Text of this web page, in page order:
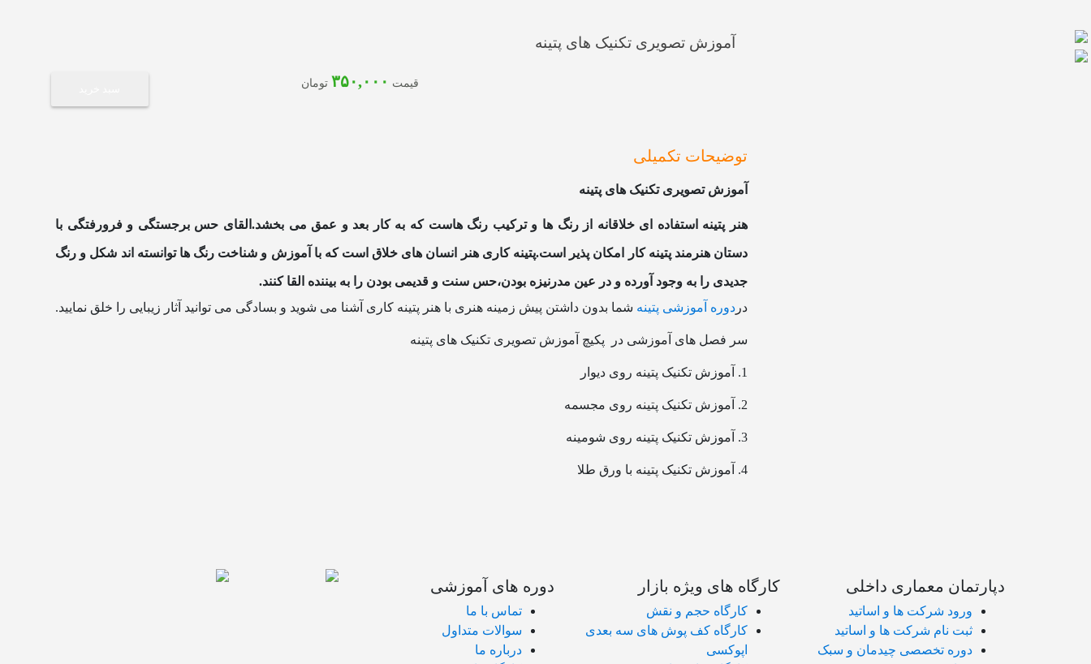
آموزش تصویری تکنیک های پتینه
قیمت ۳۵۰,۰۰۰ تومان
توضیحات تکمیلی
آموزش تصویری تکنیک های پتینه
هنر پتینه استفاده ای خلاقانه از رنگ ها و ترکیب رنگ هاست که به کار بعد و عمق می بخشد.القای حس برجستگی و فرورفتگی با
دستان هنرمند پتینه کار امکان پذیر است.پتینه کاری هنر انسان های خلاق است که با آموزش و شناخت رنگ ها توانسته اند شکل و رنگ
جدیدی را به وجود آورده و در عین مدرنیزه بودن،حس سنت و قدیمی بودن را به بیننده القا کنند.
در دوره آموزشی پتینه شما بدون داشتن پیش زمینه هنری با هنر پتینه کاری آشنا می شوید و بسادگی می توانید آثار زیبایی را خلق نمایید.
سر فصل های آموزشی در پکیچ آموزش تصویری تکنیک های پتینه
1. آموزش تکنیک پتینه روی دیوار
2. آموزش تکنیک پتینه روی مجسمه
3. آموزش تکنیک پتینه روی شومینه
4. آموزش تکنیک پتینه با ورق طلا
دپارتمان معماری داخلی
ورود شرکت ها و اساتید
ثبت نام شرکت ها و اساتید
دوره تخصصی چیدمان و سبک
کارگاه های ویژه بازار
کارگاه حجم و نقش
کارگاه کف پوش های سه بعدی
اپوکسی
دوره های آموزشی
تماس با ما
سوالات متداول
درباره ما